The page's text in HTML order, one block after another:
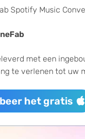
Spotify Music
met een
te verlenen tot uw
het gratis